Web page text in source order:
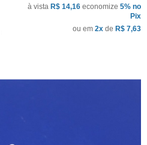
à vista R$ 14,16 economize 5% no
Pix
ou em 2x de R$ 7,63